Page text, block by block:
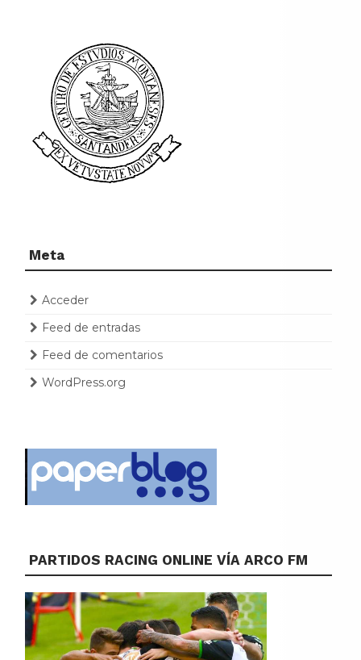
Meta
Acceder
Feed de entradas
Feed de comentarios
WordPress.org
PARTIDOS RACING ONLINE VÍA ARCO FM